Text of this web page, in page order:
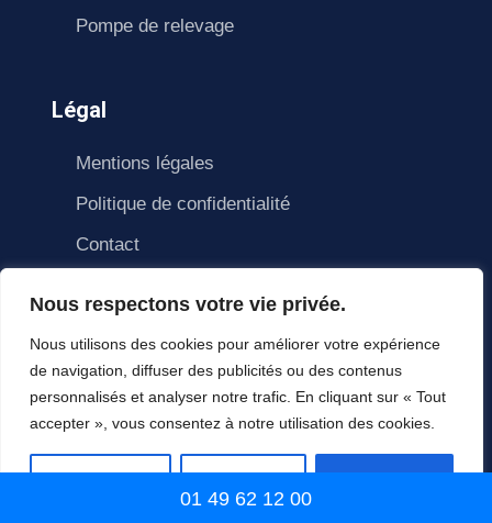
Nous respectons votre vie privée.
Nous utilisons des cookies pour améliorer votre expérience
de navigation, diffuser des publicités ou des contenus
personnalisés et analyser notre trafic. En cliquant sur « Tout
accepter », vous consentez à notre utilisation des cookies.
Personnaliser Tout rejeter Accepter tout
Pompe de relevage
Légal
Mentions légales
Politique de confidentialité
Contact
01 49 62 12 00